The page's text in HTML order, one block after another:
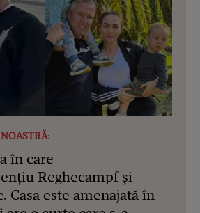
în care
Reghecampf și
Casa este amenajată în